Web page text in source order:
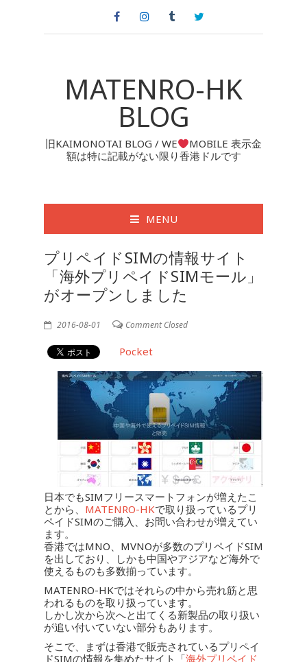
MATENRO-HK
BLOG
旧KAIMONOTAI BLOG / WE
MOBILE 表示金
額は特に記載がない限り香港ドルです
MENU
プリペイドSIMの情報サイト
「海外プリペイドSIMモール」
がオープンしました
2016-08-01 Comment Closed
Pocket
日本でもSIMフリースマートフォンが増えたこ
とから、 MATENRO-HKで取り扱っているプリ
ペイドSIMのご購入、お問い合わせが増えてい
ます。
香港ではMNO、MVNOが多数のプリペイドSIM
を出しており、しかも中国やアジアなど海外で
使えるものも多数揃っています。
MATENRO-HKではそれらの中から売れ筋と思
われるものを取り扱っています。
しかし次から次へと出てくる新製品の取り扱い
が追い付いていない部分もあります。
そこで、まずは香港で販売されているプリペイ
ドSIMの情報を集めたサイト「海外プリペイド